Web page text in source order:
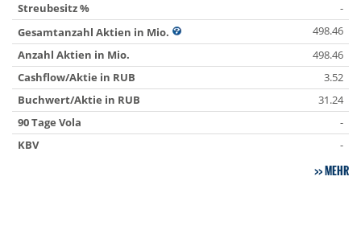
Streubesitz %
-
Gesamtanzahl Aktien in Mio.
498.46
Anzahl Aktien in Mio.
498.46
Cashflow/Aktie in RUB
3.52
Buchwert/Aktie in RUB
31.24
90 Tage Vola
-
KBV
-
MEHR